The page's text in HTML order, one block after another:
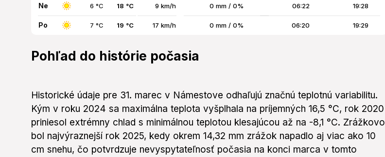
Ne 6 °C 18 °C 9 km/h 0 mm / 0% 06:22 19:28
Po 7 °C 19 °C 17 km/h 0 mm / 0% 06:20 19:29
Pohľad do histórie počasia
Historické údaje pre 31. marec v Námestove odhaľujú značnú teplotnú variabilitu.
Kým v roku 2024 sa maximálna teplota vyšplhala na príjemných 16,5 °C, rok 2020
priniesol extrémny chlad s minimálnou teplotou klesajúcou až na -8,1 °C. Zrážkovo
bol najvýraznejší rok 2025, kedy okrem 14,32 mm zrážok napadlo aj viac ako 10
cm snehu, čo potvrdzuje nevyspytateľnosť počasia na konci marca v tomto